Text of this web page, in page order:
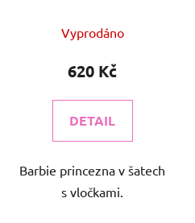
Vyprodáno
620 Kč
DETAIL
Barbie princezna v šatech
s vločkami.